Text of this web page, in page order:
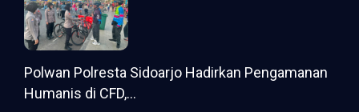
Polwan Polresta Sidoarjo Hadirkan Pengamanan
Humanis di CFD,...